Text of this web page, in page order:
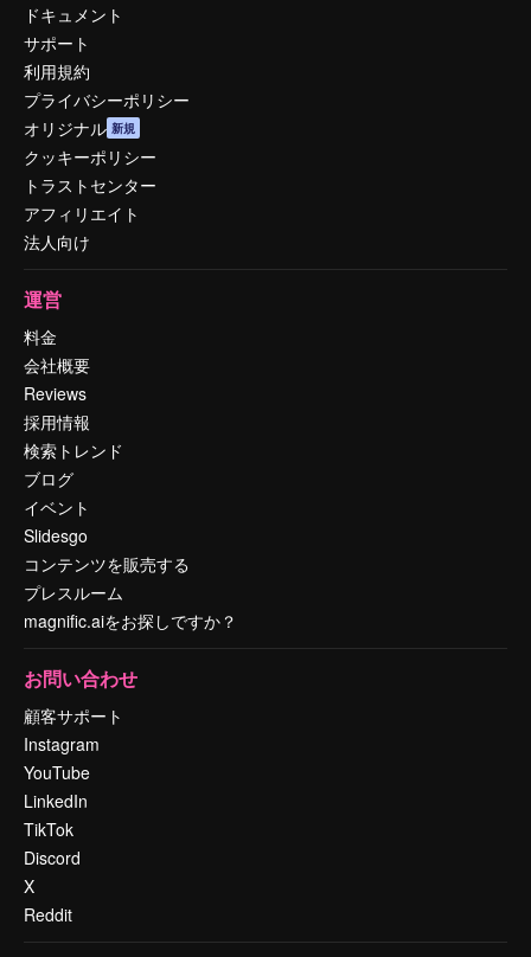
ドキュメント
サポート
利用規約
プライバシーポリシー
オリジナル 新規
クッキーポリシー
トラストセンター
アフィリエイト
法人向け
運営
料金
会社概要
Reviews
採用情報
検索トレンド
ブログ
イベント
Slidesgo
コンテンツを販売する
プレスルーム
magnific.aiをお探しですか？
お問い合わせ
顧客サポート
Instagram
YouTube
LinkedIn
TikTok
Discord
X
Reddit